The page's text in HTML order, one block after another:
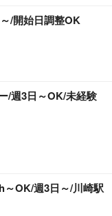
/開始日調整OK
/週3日～OK/未経験
～OK/週3日～/川崎駅